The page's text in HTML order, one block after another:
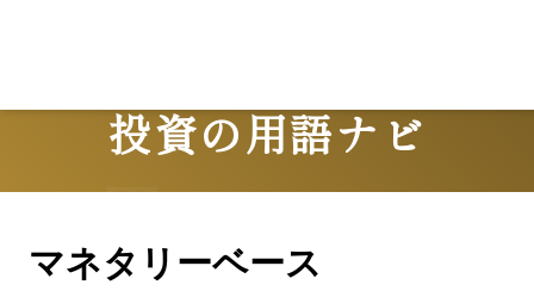
投資の用語ナビ
Terms
マネタリーベース